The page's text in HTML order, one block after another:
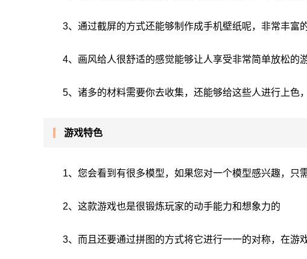
3、通过截屏的方式还能够制作成手机壁纸呢，非常丰富
4、画风给人很舒适的感觉能够让人享受非常简单放松的
5、诸多的材料需要你去收集，还能够给这些人进行上色
游戏特色
1、您会看到有很多模型，如果您对一个模型感兴趣，只
2、这款游戏也是很锻炼玩家的动手能力和想象力的
3、而且还要通过拼图的方式将它进行一一的对称，在游